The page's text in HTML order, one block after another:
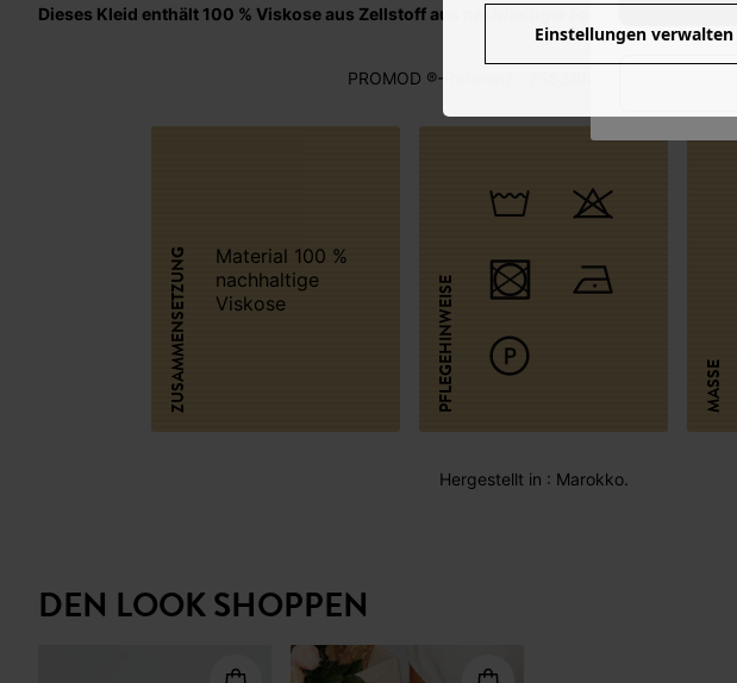
Dieses Kleid enthält 100 % Viskose aus Zellstoff aus nachhaltiger Fortwirtschaft.
PROMOD ®-Referenz : 255395 - 11200889533
ZUSAMMENSETZUNG
Material 100 %
nachhaltige
Viskose
PFLEGEHINWEISE MASSE
Hergestellt in : Marokko.
DEN LOOK SHOPPEN
Einstellungen verwalten